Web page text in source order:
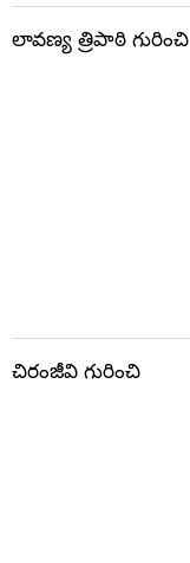
లావణ్య త్రిపాఠి గురించి
చిరంజీవి గురించి